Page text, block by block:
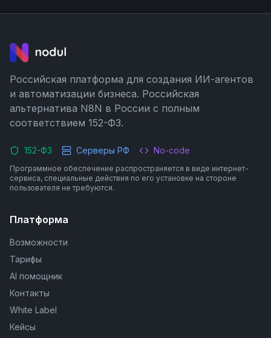
Российская платформа для создания ИИ-агентов
и автоматизации бизнеса. Российская
альтернатива N8N в России с полным
соответствием 152-ФЗ.
152-ФЗ Серверы РФ No-code
Программное обеспечение распространяется в виде интернет-
сервиса, специальные действия по его установке на стороне
пользователя не требуются.
Платформа
Возможности
Тарифы
AI помощник
Контакты
White Label
Кейсы